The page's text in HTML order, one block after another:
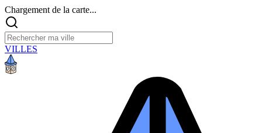
Chargement de la carte...
VILLES